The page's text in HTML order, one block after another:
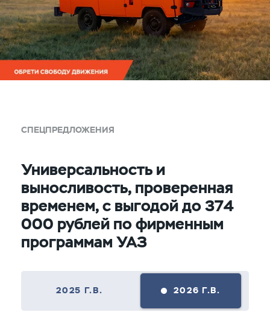
СПЕЦПРЕДЛОЖЕНИЯ
Универсальность и
выносливость, проверенная
временем, с выгодой до 374
000 рублей по фирменным
программам УАЗ
2025 Г.В. 2026 Г.В.